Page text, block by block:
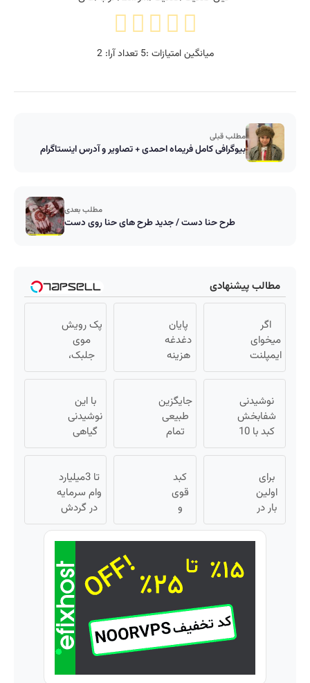
میانگین امتیازات :5 تعداد آرا:2
مطلب قبلی
بیوگرافی کامل فریماه احمدی + تصاویر و آدرس اینستاگرام
مطلب بعدی
طرح حنا دست / جدید طرح های حنا روی دست
مطالب پیشنهادی
اگر
میخوای
ایمپلنت
کنی
وقتشه
| فقط با
۲۵
میلیون
پایان
دغدغه
هزینه
های
پزشکی
با پک
سفید
کننده
پک رویش
موی
جلبک،
انتخاب
ها(تخفیف
ویژه)
نوشیدنی
شفابخش
کبد با 10
گیاه
تا امشب)
جایگزین
طبیعی
تمام
روش
تهاجمی
رویش
مو
با این
نوشیدنی
گیاهی
کبدت
پرقدرته55%تخفیف
برای
اولین
بار در
ایران
🇮🇷
کبد
قوی
و
سالم
با چند
خوش
طعم
تا 3میلیارد
وام سرمایه
در گردش
فروشندگان
=>
رو ثبت کن